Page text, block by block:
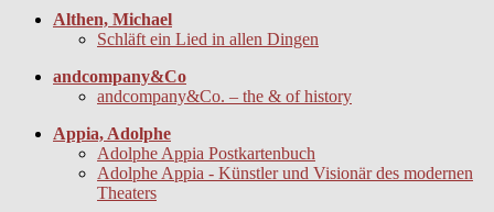
Althen, Michael
Schläft ein Lied in allen Dingen
andcompany&Co
andcompany&Co. – the & of history
Appia, Adolphe
Adolphe Appia Postkartenbuch
Adolphe Appia - Künstler und Visionär des modernen
Theaters